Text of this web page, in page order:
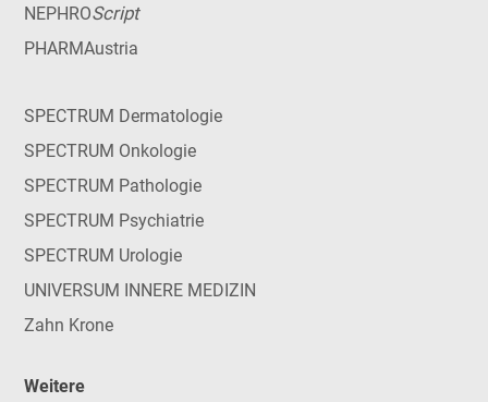
NEPHROScript
PHARMAustria
SPECTRUM Dermatologie
SPECTRUM Onkologie
SPECTRUM Pathologie
SPECTRUM Psychiatrie
SPECTRUM Urologie
UNIVERSUM INNERE MEDIZIN
Zahn Krone
Weitere